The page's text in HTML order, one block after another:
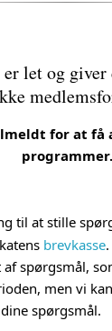
let og giver
for at få
programmer.
til at stille
brevkasse
spørgsmål,
men vi
spørgsmål.